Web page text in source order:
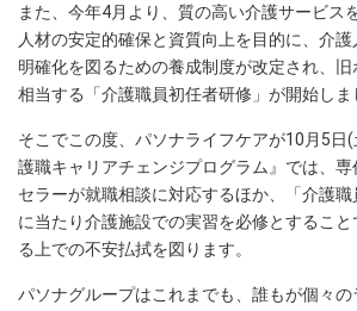
また、今年4月より、質の高い介護サービス
人材の安定的確保と資質向上を目的に、介
明確化を図るための養成制度が改定され、
相当する「介護職員初任者研修」が開始しま
そこでこの度、パソナライフケアが10月5日
護職キャリアチェンジプログラム』では、
セラーが就職相談に対応するほか、「介護
に当たり介護施設での実習を必修とするこ
る上での不安払拭を図ります。
パソナグループはこれまでも、誰もが個々